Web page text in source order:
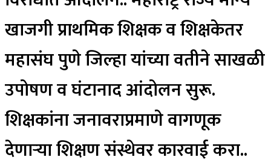
खाजगी प्राथमिक शिक्षक व शिक्षकेतर
महासंघ पुणे जिल्हा यांच्या वतीने साखळी
उपोषण व घंटानाद आंदोलन सुरू.
शिक्षकांना जनावराप्रमाणे वागणूक
देणाऱ्या शिक्षण संस्थेवर कारवाई करा..